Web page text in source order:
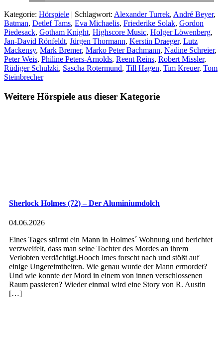
Kategorie: Hörspiele | Schlagwort: Alexander Turrek, André Beyer,
Batman, Detlef Tams, Eva Michaelis, Friederike Solak, Gordon
Piedesack, Gotham Knight, Highscore Music, Holger Löwenberg,
Jan-David Rönfeldt, Jürgen Thormann, Kerstin Draeger, Lutz
Mackensy, Mark Bremer, Marko Peter Bachmann, Nadine Schreier,
Peter Weis, Philine Peters-Arnolds, Reent Reins, Robert Missler,
Rüdiger Schulzki, Sascha Rotermund, Till Hagen, Tim Kreuer, Tom
Steinbrecher
Weitere Hörspiele aus dieser Kategorie
Sherlock Holmes (72) – Der Aluminiumdolch
04.06.2026
Eines Tages stürmt ein Mann in Holmes´ Wohnung und berichtet
verzweifelt, dass man seine Tochter des Mordes an ihrem
Verlobten verdächtigt.Hooch lmes forscht nach und stößt auf
einige Ungereimtheiten. Wie genau wurde der Mann ermordet?
Und wie konnte der Mord in einem von innen verschlossenen
Raum passieren? Wieder einmal wird eine Story von R. Austin
[…]